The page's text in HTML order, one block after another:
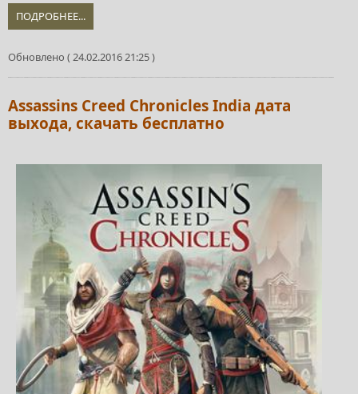
ПОДРОБНЕЕ...
Обновлено ( 24.02.2016 21:25 )
Assassins Creed Chronicles India дата
выхода, скачать бесплатно